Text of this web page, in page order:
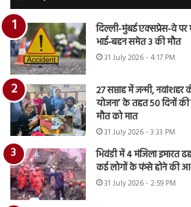
दिल्ली-मुंबई एक्सप्रेस-वे पर
भाई-बहन समेत 3 की मौत
31 July 2026 - 4:17 PM
27 सप्ताह में जन्मी, नवांशहर
योजना’ के तहत 50 दिनों
मौत को मात
31 July 2026 - 3:33 PM
भिवंडी में 4 मंजिला इमारत
कई लोगों के फंसे होने की
31 July 2026 - 2:59 PM